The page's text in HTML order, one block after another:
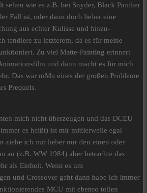
sehen wie es z.B. bei Snyder, Black Panther
Fall ist, oder dann doch lieber eine
aus echter Kulisse und hinzu-
tendiere zu letzterem, da es für meine
Zu viel Matte-Painting erinnert
und dann macht es für mich
Das war mMn eines der großen Probleme
Prequels.
mich nicht überzeugen und das DCEU
es heißt) ist mir mittlerweile egal
ziehe ich mir lieber nur den einen oder
an (z.B. WW 1984) aber betrachte das
als Einheit. Wenn es um
und Crossover geht dann habe ich immer
MCU mit ebenso tollen